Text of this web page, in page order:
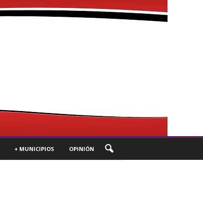
+ MUNICIPIOS OPINIÓN